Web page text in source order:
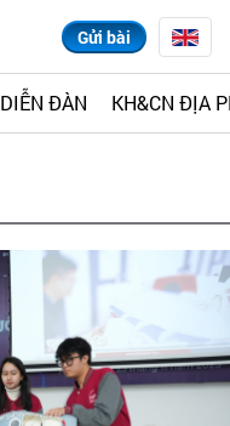
Gửi bài
DIỄN ĐÀN KH&CN ĐỊA